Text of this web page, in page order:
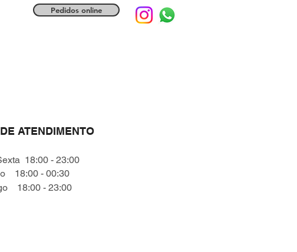
Pedidos online
ATENDIMENTO
18:00 - 23:00
18:00 - 00:30
18:00 - 23:00